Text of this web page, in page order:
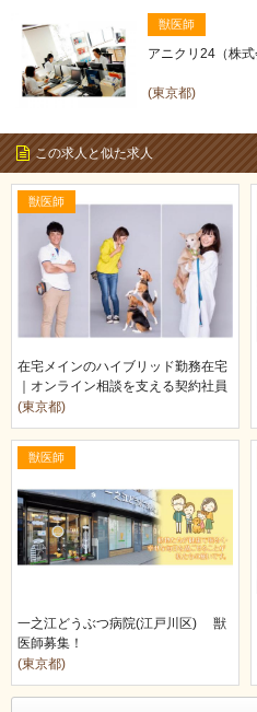
獣医師
アニクリ24（株
(東京都)
この求人と似た求人
獣医師
在宅メインのハイブリッド勤務在宅
｜オンライン相談を支える契約社員
獣医師募集
(東京都)
獣医師
一之江どうぶつ病院(江戸川区) 獣
医師募集！
(東京都)